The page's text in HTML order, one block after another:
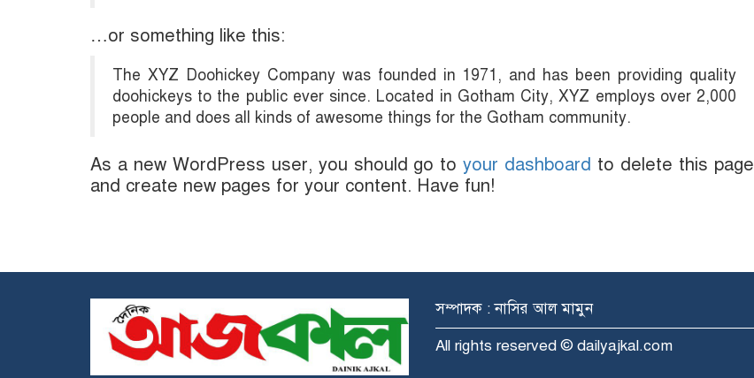
…or something like this:
The XYZ Doohickey Company was founded in 1971, and has been providing quality
doohickeys to the public ever since. Located in Gotham City, XYZ employs over 2,000
people and does all kinds of awesome things for the Gotham community.
As a new WordPress user, you should go toyour dashboard to delete this page
and create new pages for your content. Have fun!
সম্পাদক : নাসির আল মামুন
All rights reserved © dailyajkal.com